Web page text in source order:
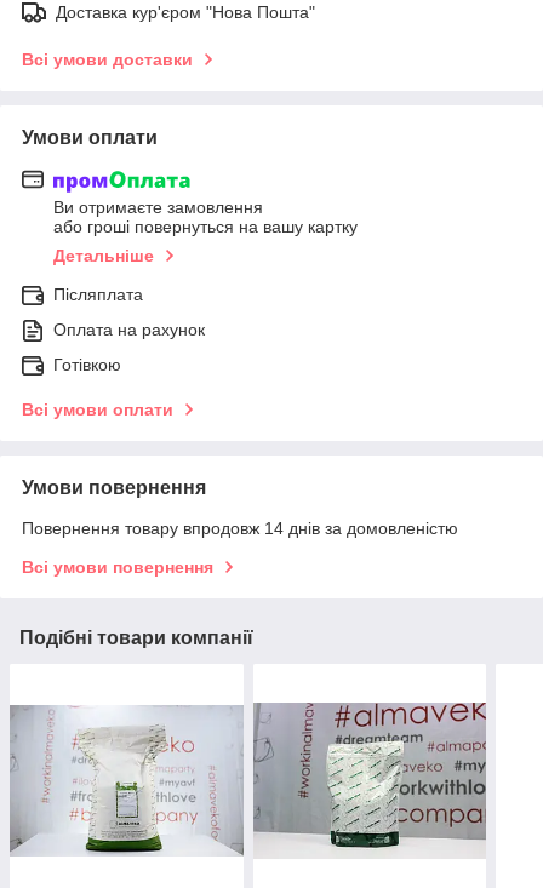
Доставка кур'єром "Нова Пошта"
Всі умови доставки
Умови оплати
Ви отримаєте замовлення
або гроші повернуться на вашу картку
Детальніше
Післяплата
Оплата на рахунок
Готівкою
Всі умови оплати
Умови повернення
Повернення товару впродовж 14 днів за домовленістю
Всі умови повернення
Подібні товари компанії